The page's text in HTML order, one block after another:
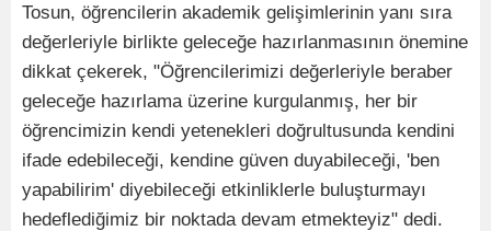
Tosun, öğrencilerin akademik gelişimlerinin yanı sıra
değerleriyle birlikte geleceğe hazırlanmasının önemine
dikkat çekerek, "Öğrencilerimizi değerleriyle beraber
geleceğe hazırlama üzerine kurgulanmış, her bir
öğrencimizin kendi yetenekleri doğrultusunda kendini
ifade edebileceği, kendine güven duyabileceği, 'ben
yapabilirim' diyebileceği etkinliklerle buluşturmayı
hedeflediğimiz bir noktada devam etmekteyiz" dedi.